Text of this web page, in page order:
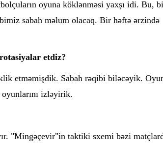
oyuna köklənməsi yaxşı idi. Bu,
sabah məlum olacaq. Bir həftə ərzində
etdiz?
etməmişdik. Sabah rəqibi biləcəyik.
oyunlarını izləyirik.
"Mingəçevir"in taktiki sxemi bəzi